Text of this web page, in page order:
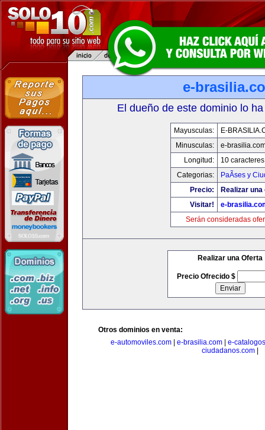
e-
El dueño de este dominio lo
Mayusculas:
E-
Minusculas:
e-
Longitud:
10 caracteres
Categorias:
PaÃ­ses y
Precio:
Realizar
Visitar!
e-
Serán consideradas
Realizar una Oferta
Precio Ofrecido $
Otros dominios en venta:
e-automoviles.com
e-brasilia.com
e-
ciudadanos.com